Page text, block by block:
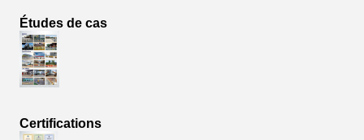
Études de cas
Certifications